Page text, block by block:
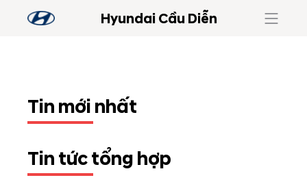
Hyundai Cầu Diễn
Tin mới nhất
Tin tức tổng hợp